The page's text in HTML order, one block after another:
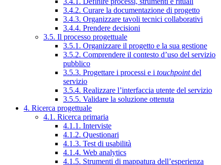
3.4.2. Curare la documentazione di progetto
3.4.3. Organizzare tavoli tecnici collaborativi
3.4.4. Prendere decisioni
3.5. Il processo progettuale
3.5.1. Organizzare il progetto e la sua gestione
3.5.2. Comprendere il contesto d’uso del servizio
pubblico
3.5.3. Progettare i processi e i touchpointdel
servizio
3.5.4. Realizzare l’interfaccia utente del servizio
3.5.5. Validare la soluzione ottenuta
4. Ricerca progettuale
4.1. Ricerca primaria
4.1.1. Interviste
4.1.2. Questionari
4.1.3. Test di usabilità
4.1.4. Web analytics
4.1.5. Strumenti di mappatura dell’esperienza